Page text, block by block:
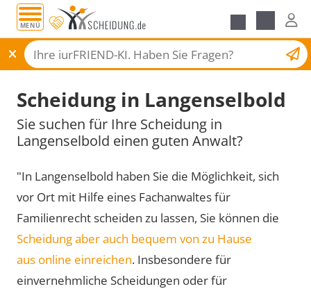
MENÜ
Scheidungsantrag
Scheidung in Langenselbold
Sie suchen für Ihre Scheidung in
Langenselbold einen guten Anwalt?
"In Langenselbold haben Sie die Möglichkeit, sich
vor Ort mit Hilfe eines Fachanwaltes für
Familienrecht scheiden zu lassen, Sie können die
Scheidung aber auch bequem von zu Hause
aus online einreichen. Insbesondere für
einvernehmliche Scheidungen oder für